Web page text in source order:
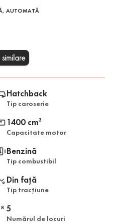
AUTOMATĂ
Hatchback
Tip caroserie
1400 cm3
Capacitate motor
Benzină
Tip combustibil
Din față
Tip tracțiune
5
Numărul de locuri